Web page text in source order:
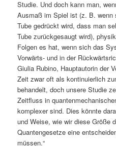
Studie. Und doch kann man,
Ausmaß im Spiel ist (z. B. wenn
Tube gedrückt wird, dass man
Tube zurückgesaugt wird),
Folgen es hat, wenn sich das
Vorwärts- und in der
Giulia Rubino, Hauptautorin der
Zeit zwar oft als kontinuierlich
behandelt, doch unsere Studie
Zeitfluss in
komplexer sind. Dies könnte
und Weise, wie wir diese Größe
Quantengesetze eine
müssen.“